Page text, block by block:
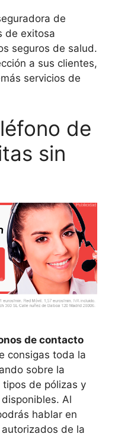
de
de exitosa
seguros de salud.
a sus clientes,
servicios de
de
sin
de contacto
consigas toda la
sobre la
tipos de pólizas y
Al
hablar en
de la